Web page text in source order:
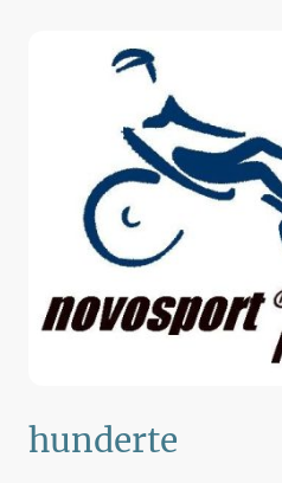
hunderte